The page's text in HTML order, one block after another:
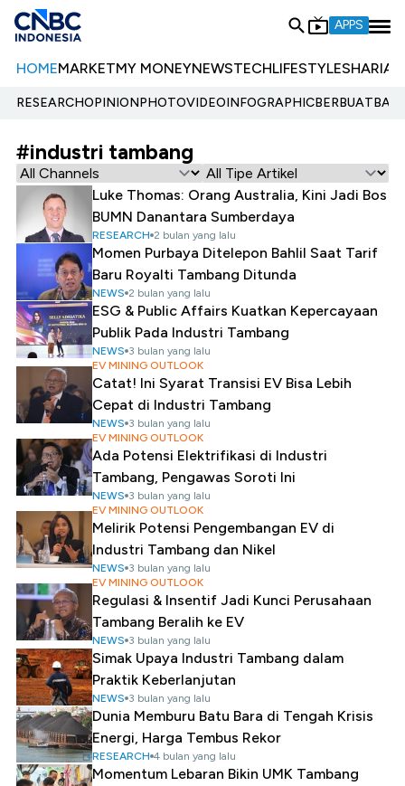
APPS
HOMEMARKETMY MONEYNEWSTECHLIFESTYLESHARIA
RESEARCHOPINIONPHOTOVIDEOINFOGRAPHIC
#industri tambang
Luke Thomas: Orang Australia, Kini Jadi Bos
BUMN Danantara Sumberdaya
RESEARCH 2 bulan yang lalu
Momen Purbaya Ditelepon Bahlil Saat Tarif
Baru Royalti Tambang Ditunda
NEWS 2 bulan yang lalu
ESG & Public Affairs Kuatkan Kepercayaan
Publik Pada Industri Tambang
NEWS 3 bulan yang lalu
EV MINING OUTLOOK
Catat! Ini Syarat Transisi EV Bisa Lebih
Cepat di Industri Tambang
NEWS 3 bulan yang lalu
EV MINING OUTLOOK
Ada Potensi Elektrifikasi di Industri
Tambang, Pengawas Soroti Ini
NEWS 3 bulan yang lalu
EV MINING OUTLOOK
Melirik Potensi Pengembangan EV di
Industri Tambang dan Nikel
NEWS 3 bulan yang lalu
EV MINING OUTLOOK
Regulasi & Insentif Jadi Kunci Perusahaan
Tambang Beralih ke EV
NEWS 3 bulan yang lalu
Simak Upaya Industri Tambang dalam
Praktik Keberlanjutan
NEWS 3 bulan yang lalu
Dunia Memburu Batu Bara di Tengah Krisis
Energi, Harga Tembus Rekor
RESEARCH 4 bulan yang lalu
Momentum Lebaran Bikin UMK Tambang